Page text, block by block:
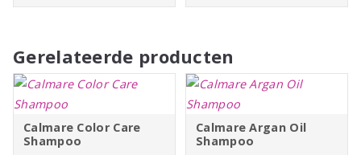
tot
tot
Gerelateerde producten
Calmare Color Care
Shampoo
Calmare Argan Oil
Shampoo